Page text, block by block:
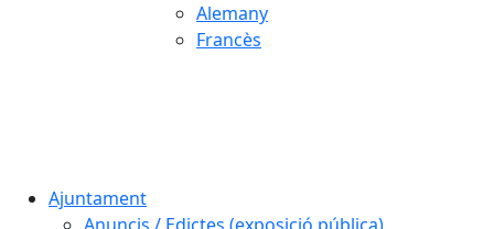
Alemany
Francès
Ajuntament